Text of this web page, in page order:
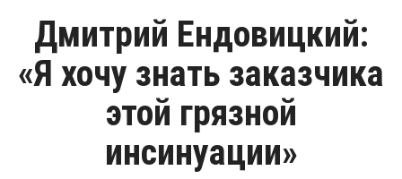
Дмитрий Ендовицкий:
«Я хочу знать заказчика
этой грязной
инсинуации»